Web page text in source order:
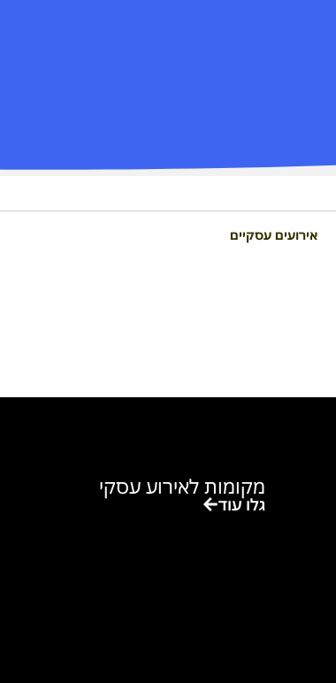
אירועים עסקיים
מקומות לאירוע עסקי
גלו עוד